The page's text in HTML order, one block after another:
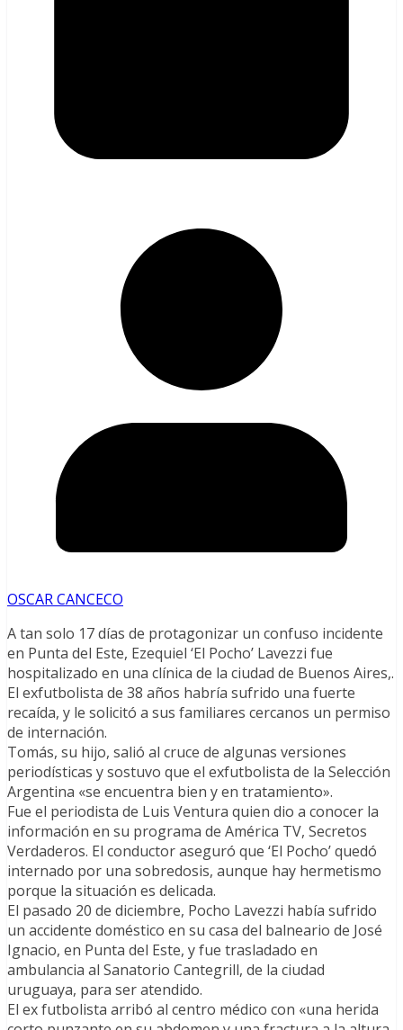
OSCAR CANCECO
A tan solo 17 días de protagonizar un confuso incidente
en Punta del Este, Ezequiel ‘El Pocho’ Lavezzi fue
hospitalizado en una clínica de la ciudad de Buenos Aires,.
El exfutbolista de 38 años habría sufrido una fuerte
recaída, y le solicitó a sus familiares cercanos un permiso
de internación.
Tomás, su hijo, salió al cruce de algunas versiones
periodísticas y sostuvo que el exfutbolista de la Selección
Argentina «se encuentra bien y en tratamiento».
Fue el periodista de Luis Ventura quien dio a conocer la
información en su programa de América TV, Secretos
Verdaderos. El conductor aseguró que ‘El Pocho’ quedó
internado por una sobredosis, aunque hay hermetismo
porque la situación es delicada.
El pasado 20 de diciembre, Pocho Lavezzi había sufrido
un accidente doméstico en su casa del balneario de José
Ignacio, en Punta del Este, y fue trasladado en
ambulancia al Sanatorio Cantegrill, de la ciudad
uruguaya, para ser atendido.
El ex futbolista arribó al centro médico con «una herida